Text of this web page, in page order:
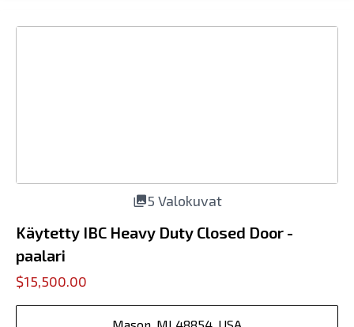
5 Valokuvat
Käytetty IBC Heavy Duty Closed Door -
paalari
$15,500.00